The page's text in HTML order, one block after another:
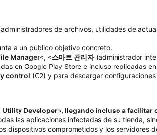
de archivos, utilidades de
a un público objetivo concreto.
Manager«, «스마트 관리자(administrador
en Google Play Store e incluso replicadas en
control (C2) y para descargar
Developer», llegando incluso a facilitar
las aplicaciones infectadas de su tienda,
dispositivos comprometidos y los servidores